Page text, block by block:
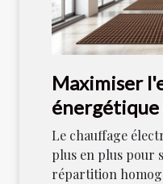
Maximiser
chauffage
Le chauffage
plus en plus pour
répartition